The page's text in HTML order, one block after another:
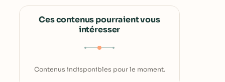
Ces contenus pourraient vous
intéresser
Contenus indisponibles pour le moment.